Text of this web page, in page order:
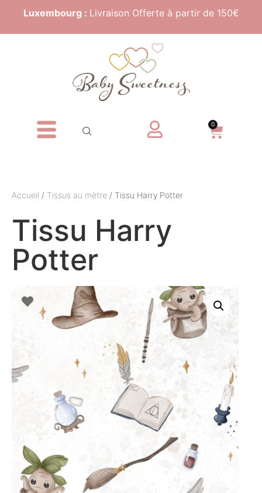
Luxembourg : Livraison Offerte à partir de 150€
0
Accueil / Tissus au mètre / Tissu Harry Potter
Tissu Harry
Potter